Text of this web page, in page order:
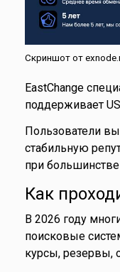
Скриншот от
EastChange
поддерживает
Пользователи
стабильную
при
Как
В 2026 году
поисковые
курсы, резервы,